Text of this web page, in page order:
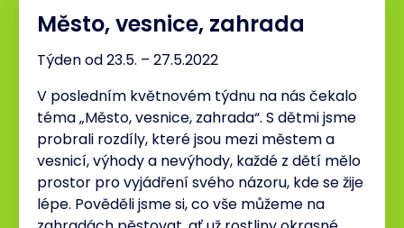
Město, vesnice, zahrada
Týden od 23.5. – 27.5.2022
V posledním květnovém týdnu na nás čekalo
téma „Město, vesnice, zahrada“. S dětmi jsme
probrali rozdíly, které jsou mezi městem a
vesnicí, výhody a nevýhody, každé z dětí mělo
prostor pro vyjádření svého názoru, kde se žije
lépe. Pověděli jsme si, co vše můžeme na